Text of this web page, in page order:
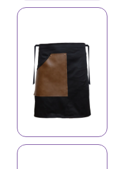
İş önlüyü